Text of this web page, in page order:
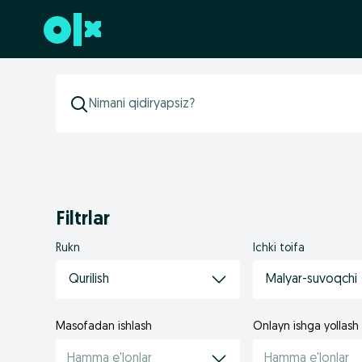
Futerga oʻtish
Filtrlar
Rukn
Qurilish
Ichki toifa
Malyar-suvoqchi
Masofadan ishlash
Hamma e'lonlar
Onlayn ishga yollash
Hamma e'lonlar